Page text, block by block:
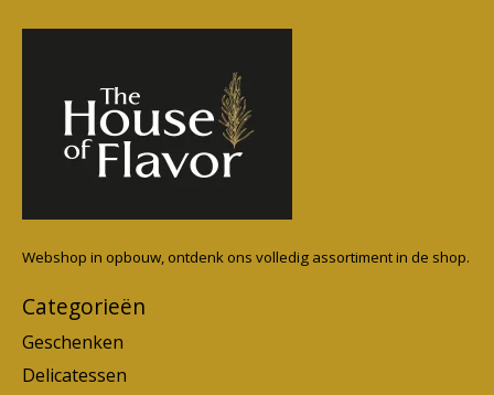
Webshop in opbouw, ontdenk ons volledig assortiment in de shop.
Categorieën
Geschenken
Delicatessen